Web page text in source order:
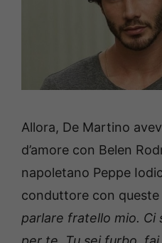
Allora, De Martino
d’amore con Belen
napoletano Peppe
conduttore con queste
parlare fratello mio. Ci